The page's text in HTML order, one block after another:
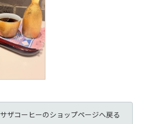
サザコーヒーのショップページへ戻る